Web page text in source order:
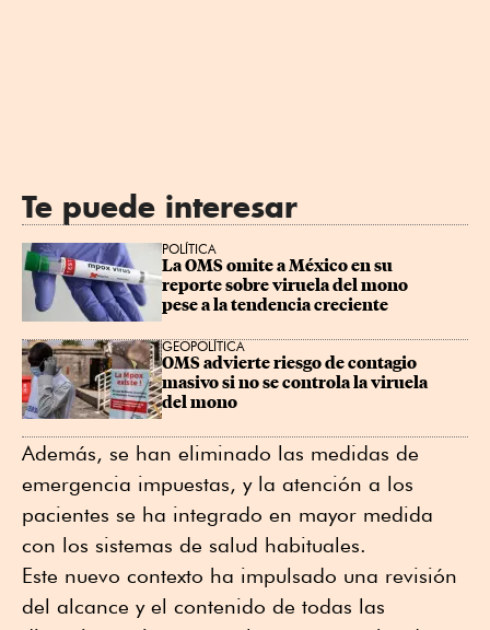
Te puede interesar
POLÍTICA
La OMS omite a México en su
reporte sobre viruela del mono
pese a la tendencia creciente
GEOPOLÍTICA
OMS advierte riesgo de contagio
masivo si no se controla la viruela
del mono
Además, se han eliminado las medidas de
emergencia impuestas, y la atención a los
pacientes se ha integrado en mayor medida
con los sistemas de salud habituales.
Este nuevo contexto ha impulsado una revisión
del alcance y el contenido de todas las